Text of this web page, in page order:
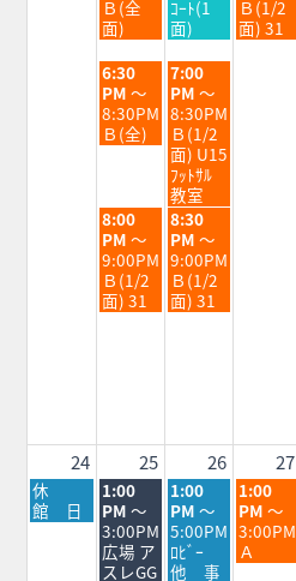
8
月
18th
2026
Ｂ(全
面)
8
月
19th
2026
ｺｰﾄ(1
面)
8
月
20th
Ｂ(1/2
面) 31
火
曜
日,
8
月
6:30
PM ～
8:30PM
Ｂ(全)
水
曜
日,
8
月
19th
2026
7:00
PM ～
8:30PM
Ｂ(1/2
面) U15
ﾌｯﾄｻﾙ
教室
火
曜
日,
8
月
18th
8:00
PM ～
9:00PM
Ｂ(1/2
面) 31
水
曜
日,
8
月
19th
8:30
PM ～
9:00PM
Ｂ(1/2
面) 31
24 25 26 27
月
曜
日,
休
館 日
火
曜
日,
8
月
1:00
PM ～
3:00PM
広場 ア
スレGG
水
曜
日,
8
月
1:00
PM ～
5:00PM
ﾛﾋﾞｰ
他 事
木
曜
日,
8
月
1:00
PM ～
3:00PM
Ａ